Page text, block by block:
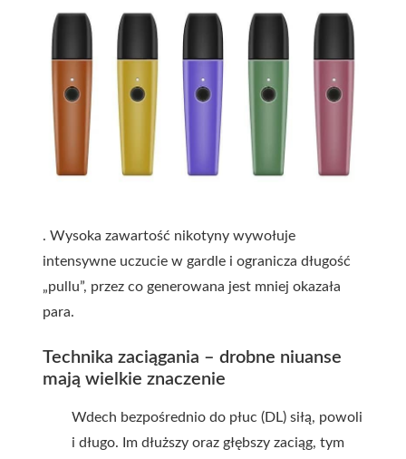
. Wysoka zawartość nikotyny wywołuje
intensywne uczucie w gardle i ogranicza długość
„pullu”, przez co generowana jest mniej okazała
para.
Technika zaciągania – drobne niuanse
mają wielkie znaczenie
Wdech bezpośrednio do płuc (DL) siłą, powoli
i długo. Im dłuższy oraz głębszy zaciąg, tym